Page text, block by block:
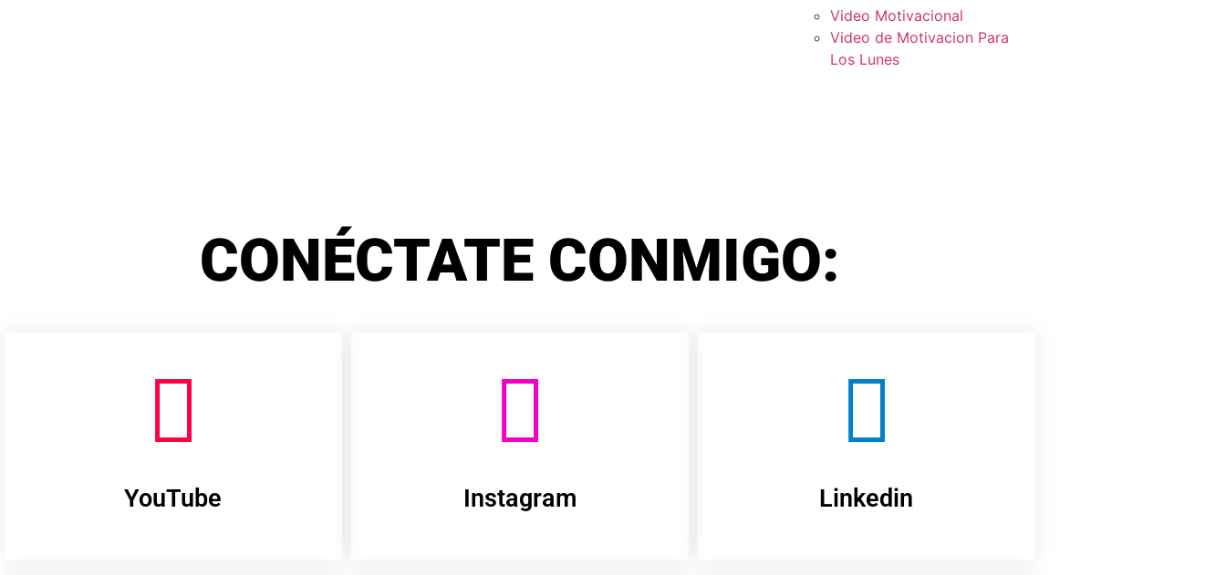
Video Motivacional
Video de Motivacion Para
Los Lunes
CONÉCTATE CONMIGO:
YouTube Instagram Linkedin